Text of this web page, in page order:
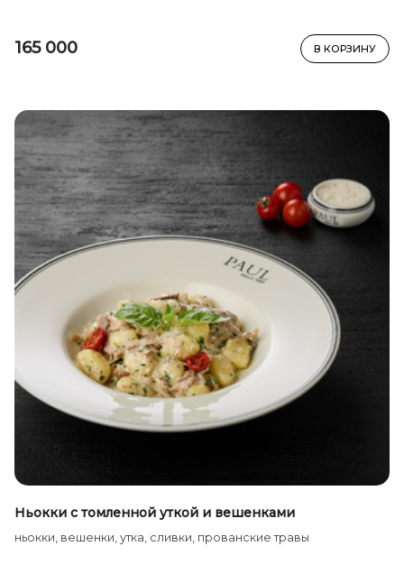
165 000 В КОРЗИНУ
Ньокки с томленной уткой и вешенками
ньокки, вешенки, утка, сливки, прованские травы